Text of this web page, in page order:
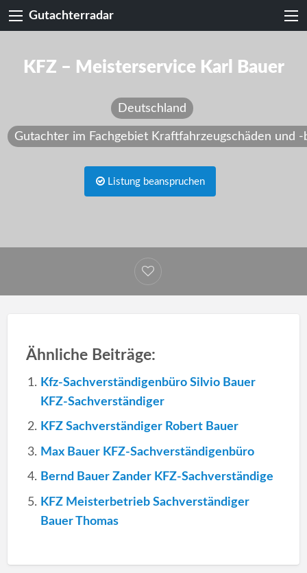
Gutachterradar
KFZ – Meisterservice Karl Bauer
Deutschland
Gutachter im Fachgebiet Kraftfahrzeugschäden und
Listung beanspruchen
Ähnliche Beiträge:
Kfz-Sachverständigenbüro Silvio Bauer
KFZ-Sachverständiger
KFZ Sachverständiger Robert Bauer
Max Bauer KFZ-Sachverständigenbüro
Bernd Bauer Zander KFZ-Sachverständige
KFZ Meisterbetrieb Sachverständiger
Bauer Thomas